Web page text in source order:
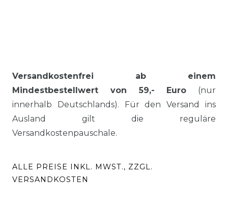
Versandkostenfrei ab einem
Mindestbestellwert von 59,- Euro (nur
innerhalb Deutschlands). Für den Versand ins
Ausland gilt die reguläre
Versandkostenpauschale.
ALLE PREISE INKL. MWST., ZZGL.
VERSANDKOSTEN